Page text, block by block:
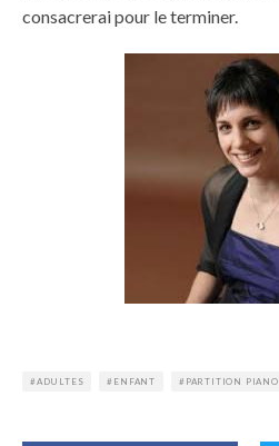
consacrerai pour le terminer.
ADULTES ENFANT PARTITION PIANO